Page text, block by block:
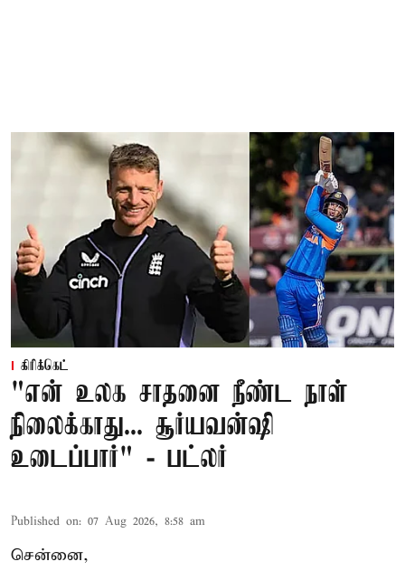
கிரிக்கெட்
"என் உலக சாதனை நீண்ட நாள்
நிலைக்காது... சூர்யவன்ஷி
உடைப்பார்" - பட்லர்
Published on: 07 Aug 2026, 8:58 am
சென்னை,